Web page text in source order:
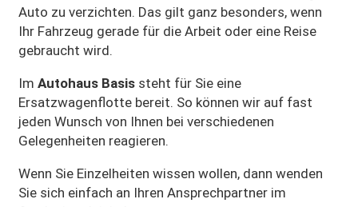
Auto zu verzichten. Das gilt ganz besonders, wenn
Ihr Fahrzeug gerade für die Arbeit oder eine Reise
gebraucht wird.
Im Autohaus Basis steht für Sie eine
Ersatzwagenflotte bereit. So können wir auf fast
jeden Wunsch von Ihnen bei verschiedenen
Gelegenheiten reagieren.
Wenn Sie Einzelheiten wissen wollen, dann wenden
Sie sich einfach an Ihren Ansprechpartner im